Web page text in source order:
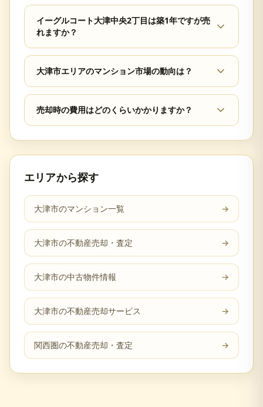
イーグルコート大津中央2丁目は築1年ですが売
れますか？
大津市エリアのマンション市場の動向は？
売却時の費用はどのくらいかかりますか？
エリアから探す
大津市のマンション一覧 →
大津市の不動産売却・査定 →
大津市の中古物件情報 →
大津市の不動産売却サービス →
関西圏の不動産売却・査定 →